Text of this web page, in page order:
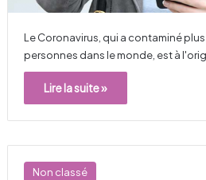
Le Coronavirus, qui a contaminé
personnes dans le monde, est à
Lire la suite »
Non classé